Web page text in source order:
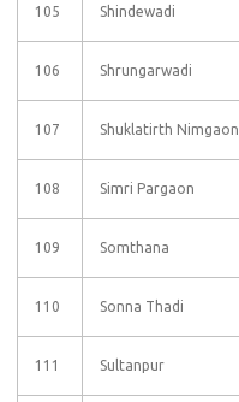
105 Shindewadi
106 Shrungarwadi
107 Shuklatirth Nimgaon
108 Simri Pargaon
109 Somthana
110 Sonna Thadi
111 Sultanpur